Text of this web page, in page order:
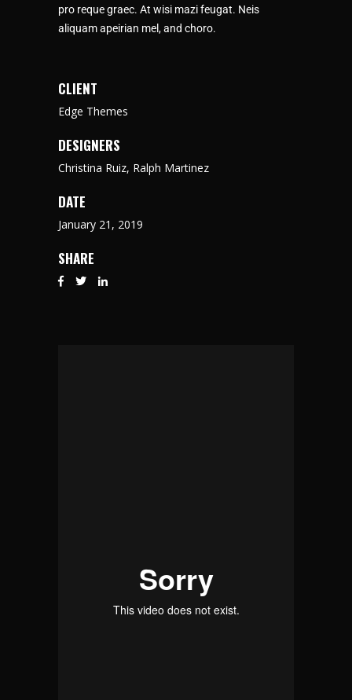
pro reque graec. At wisi mazi feugat. Neis
aliquam apeirian mel, and choro.
CLIENT
Edge Themes
DESIGNERS
Christina Ruiz, Ralph Martinez
DATE
January 21, 2019
SHARE